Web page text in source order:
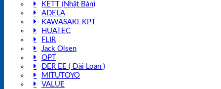
KETT (Nhật Bản)
ADELA
KAWASAKI-KPT
HUATEC
FLIR
Jack Olsen
OPT
DER EE ( Đài Loan )
MITUTOYO
VALUE